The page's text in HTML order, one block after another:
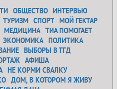
ОБЩЕСТВО ИНТЕРВЬЮ
ТУРИЗМ СПОРТ МОЙ ГЕКТАР
МЕДИЦИНА ТИА ПОМОГАЕТ
ЭКОНОМИКА ПОЛИТИКА
ВЫБОРЫ В ТГД
АФИША
НЕ КОРМИ СВАЛКУ
ДОМ, В КОТОРОМ Я ЖИВУ